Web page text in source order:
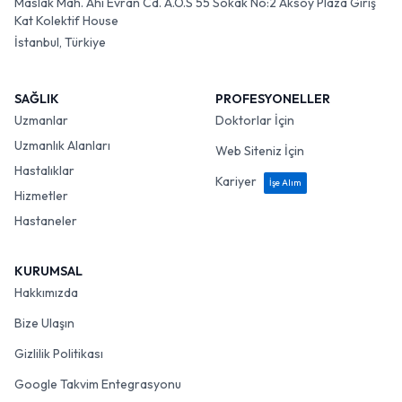
Kat Kolektif House
İstanbul, Türkiye
SAĞLIK
Uzmanlar
Uzmanlık Alanları
Hastalıklar
Hizmetler
Hastaneler
PROFESYONELLER
Doktorlar İçin
Web Siteniz İçin
Kariyer
İşe Alım
KURUMSAL
Hakkımızda
Bize Ulaşın
Gizlilik Politikası
Google Takvim Entegrasyonu